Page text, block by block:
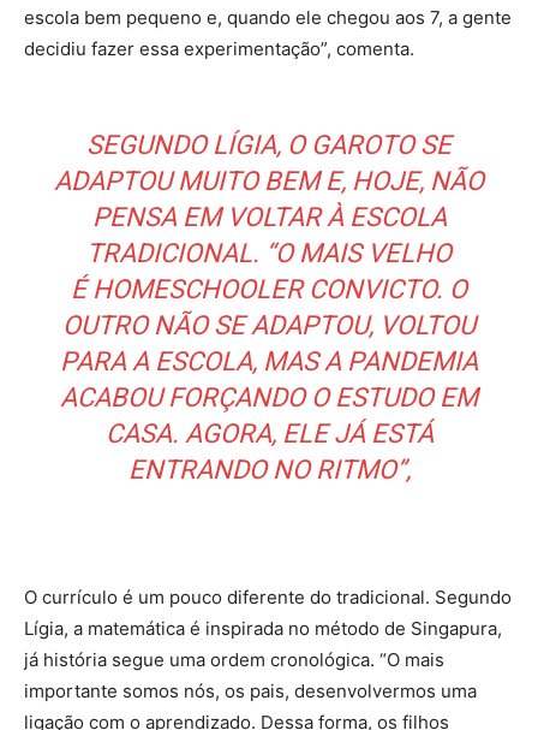
escola bem pequeno e, quando ele chegou aos 7, a gente
decidiu fazer essa experimentação”, comenta.
SEGUNDO LÍGIA, O GAROTO SE
ADAPTOU MUITO BEM E, HOJE, NÃO
PENSA EM VOLTAR À ESCOLA
TRADICIONAL. “O MAIS VELHO
ÉHOMESCHOOLERCONVICTO. O
OUTRO NÃO SE ADAPTOU, VOLTOU
PARA A ESCOLA, MAS A PANDEMIA
ACABOU FORÇANDO O ESTUDO EM
CASA. AGORA, ELE JÁ ESTÁ
ENTRANDO NO RITMO”,
O currículo é um pouco diferente do tradicional. Segundo
Lígia, a matemática é inspirada no método de Singapura,
já história segue uma ordem cronológica. “O mais
importante somos nós, os pais, desenvolvermos uma
ligação com o aprendizado. Dessa forma, os filhos